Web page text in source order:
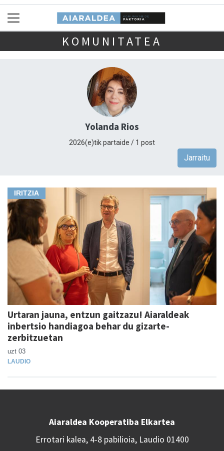
KOMUNITATEA
Yolanda Rios
2026(e)tik partaide / 1 post
Jarraitu
IRITZIA
Urtaran jauna, entzun gaitzazu! Aiaraldeak
inbertsio handiagoa behar du gizarte-
zerbitzuetan
uzt 03
LAUDIO
Aiaraldea Kooperatiba Elkartea
Errotari kalea, 4-8 pabilioia, Laudio 01400